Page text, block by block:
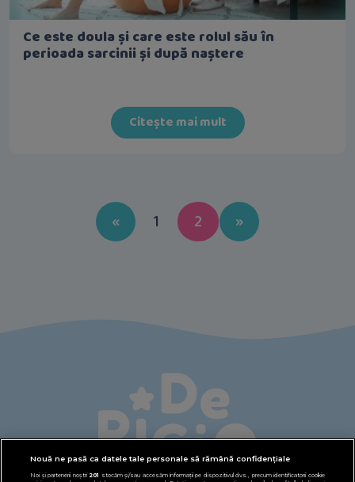
Ce este doula și care este rolul său în
perioada sarcinii și după naștere
Citește mai mult
«Previous
1 2 »Next
Nouă ne pasă ca datele tale personale să rămână confidențiale
Noi și partenerii noștri 201 stocăm și/sau accesăm informații pe dispozitivul dvs., precum identificatorii cookie